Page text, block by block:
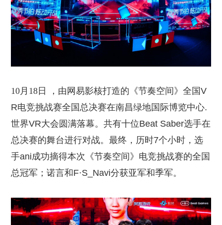
10月18日 ，由网易影核打造的《节奏空间》全国V
R电竞挑战赛全国总决赛在南昌绿地国际博览中心.
世界VR大会圆满落幕。共有十位Beat Saber选手在
总决赛的舞台进行对战。最终，历时7个小时，选
手ani成功摘得本次《节奏空间 》 电竞挑战赛的全国
总冠军；诺言和F·S_Navi分获亚军和季军。